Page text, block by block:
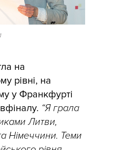
на
рівні, на
у Франкфурті
“Я грала
Литви,
та Німеччини. Теми